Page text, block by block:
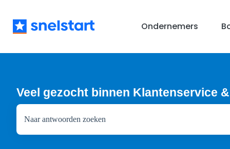
Ondernemers
Veel gezocht binnen Klantenservice